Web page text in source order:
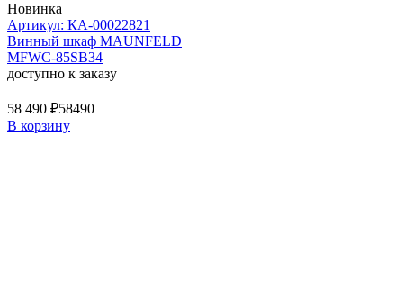
Новинка
Артикул: КА-00022821
Винный шкаф MAUNFELD
MFWC-85SB34
доступно к заказу
58 490 ₽58490
В корзину